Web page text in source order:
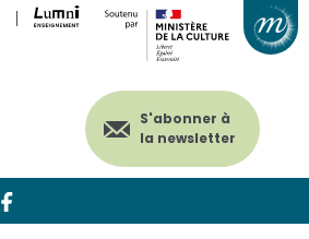
S'abonner à
la newsletter